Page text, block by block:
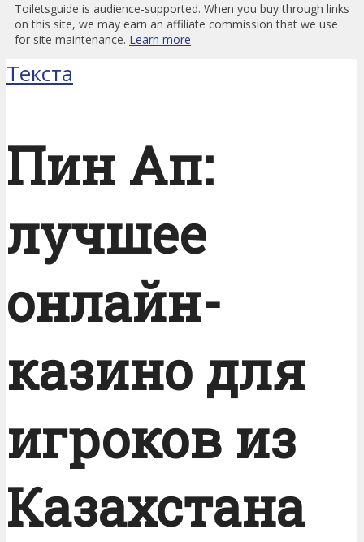
Toiletsguide is audience-supported. When you buy through links
on this site, we may earn an affiliate commission that we use
for site maintenance. Learn more
Текста
Пин Ап:
лучшее
онлайн-
казино для
игроков из
Казахстана